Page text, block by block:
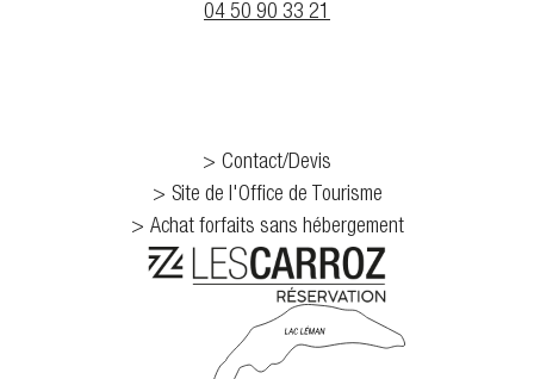
04 50 90 33 21
Contact/Devis
Site de l'Office de Tourisme
Achat forfaits sans hébergement